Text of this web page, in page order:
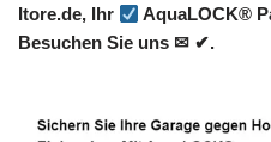
Itore.de, Ihr
AquaLOCK®
Besuchen Sie uns ✉ ✔.